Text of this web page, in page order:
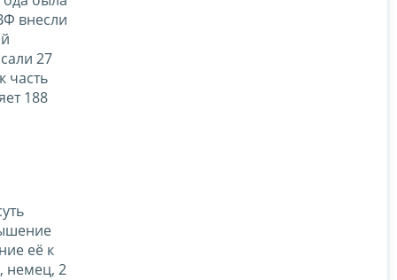
внесли
27
часть
188
её к
немец, 2